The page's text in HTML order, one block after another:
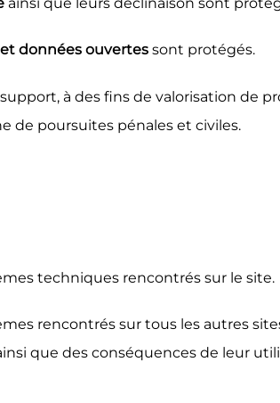
données ouvertes sont protégés.
à des fins de valorisation de
de poursuites pénales et civiles.
techniques rencontrés sur le site.
rencontrés sur tous les autres
que des conséquences de leur